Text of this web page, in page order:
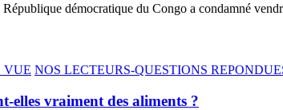
démocratique du Congo a condamné
VUE NOS LECTEURS-QUESTIONS
elles vraiment des aliments ?